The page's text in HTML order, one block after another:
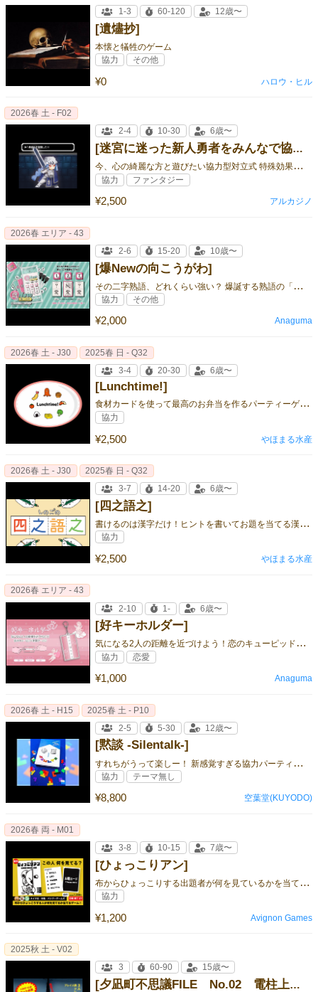
[遺燼抄]
本懐と犠牲のゲーム
¥0
1-3 60-120 12歳〜
協力 その他
ハロウ・ヒル
[迷宮に迷った新人勇者をみんなで協力して捜索するはずが下等モンスターの討伐に没頭し、最終的に勇者を救出できないこともある協（以下略]
今
、心の綺麗な方と遊びたい協力型対立式 特殊効果あり神経衰弱
¥2,500
2026春 土 - F02
2-4
10-30 6歳〜
協力 ファンタジー
アルカジノ
[爆Newの向こうがわ]
そ
の二字熟語、どれくらい強い？ 爆誕する熟語の「強さ」を見極めろ！
¥2,000
2026春 エリア - 43
2-6
15-20 10歳〜
協力 その他
Anaguma
[Lunchtime!]
食
材カードを使って最高のお弁当を作るパーティーゲーム
¥2,500
2026春 土 - J30
2025春 日 - Q32
3-4
20-30 6歳〜
協力
やほまる水産
[四之語之]
書
けるのは漢字だけ！ヒントを書いてお題を当てる漢字パーティーゲーム
¥2,500
2026春 土 - J30
2025春 日 - Q32
3-7
14-20 6歳〜
協力
やほまる水産
[好キーホルダー]
気
になる2人の距離を近づけよう！恋のキューピッド体験ゲーム
¥1,000
2026春 エリア - 43
2-10
1- 6歳〜
協力 恋愛
Anaguma
[黙談 -Silentalk-]
す
れちがうって楽しー！ 新感覚すぎる協力パーティゲーム
¥8,800
2026春 土 - H15
2025春 土 - P10
2-5
5-30 12歳〜
協力 テーマ無し
空葉堂(KUYODO)
[ひょっこりアン]
布
からひょっこりする出題者が何を見ているかを当てるゲーム！
¥1,200
2026春 両 - M01
3-8
10-15 7歳〜
協力
Avignon Games
[夕凪町不思議FILE No.02 電柱上の黙する躯（むくろ）]
2025秋 土 - V02
3
60-90 15歳〜